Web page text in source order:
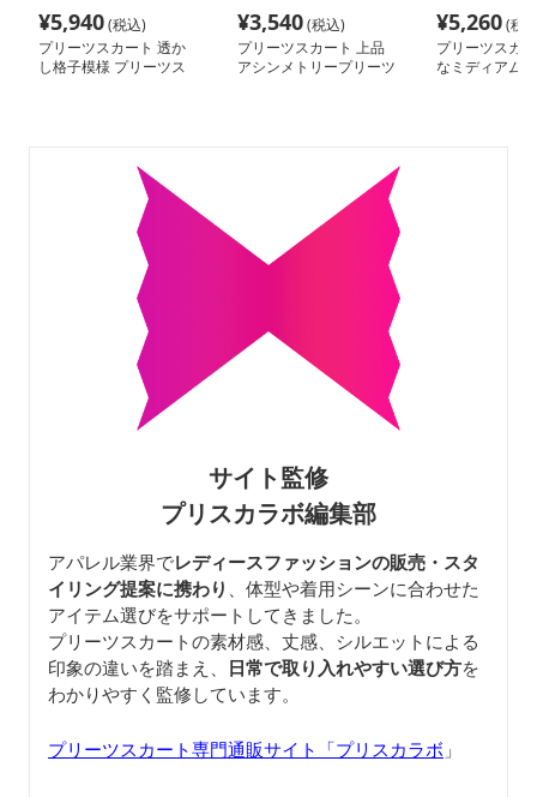
¥5,940(税込)
プリーツスカート 透か
し格子模様 プリーツス
¥3,540(税込)
プリーツスカート 上品
アシンメトリープリーツ
¥5,260(税
プリーツスカ
なミディアム
サイト監修
プリスカラボ編集部
アパレル業界でレディースファッションの販売・スタ
イリング提案に携わり
、体型や着用シーンに合わせた
アイテム選びをサポートしてきました。
プリーツスカートの素材感、丈感、シルエットによる
印象の違いを踏まえ、 日常で取り入れやすい選び方を
わかりやすく監修しています。
プリーツスカート専門通販サイト「プリスカラボ 」